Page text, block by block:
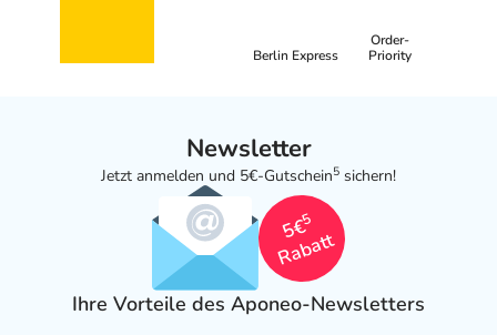
Berlin Express
Order-
Priority
Newsletter
Jetzt anmelden und 5€-Gutschein5 sichern!
5€
5
Rabatt
Ihre Vorteile des Aponeo-Newsletters